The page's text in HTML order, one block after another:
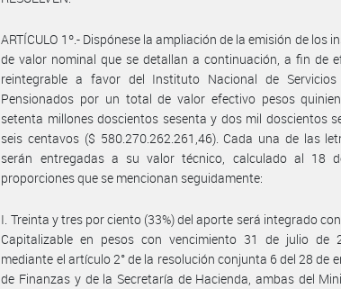
ARTÍCULO 1º.- Dispónese la ampliación de la emisión de los
de valor nominal que se detallan a continuación, a fin de
reintegrable a favor del Instituto Nacional de
Pensionados por un total de valor efectivo pesos
setenta millones doscientos sesenta y dos mil doscientos
seis centavos ($ 580.270.262.261,46). Cada una de las
serán entregadas a su valor técnico, calculado al 18
proporciones que se mencionan seguidamente:
I. Treinta y tres por ciento (33%) del aporte será integrado
Capitalizable en pesos con vencimiento 31 de julio de
mediante el artículo 2° de la resolución conjunta 6 del 28 de
de Finanzas y de la Secretaría de Hacienda, ambas del